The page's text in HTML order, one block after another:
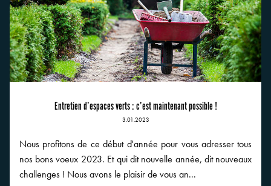
Entretien d’espaces verts : c’est maintenant possible !
3.01.2023
Nous profitons de ce début d'année pour vous adresser tous
nos bons voeux 2023. Et qui dit nouvelle année, dit nouveaux
challenges ! Nous avons le plaisir de vous an...